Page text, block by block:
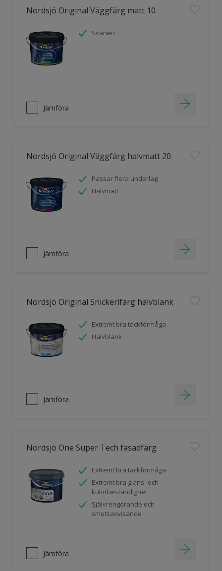
Nordsjö Original Väggfärg matt 10
Svanen
Jämföra
Nordsjö Original Väggfärg halvmatt 20
Passar flera underlag
Halvmatt
Jämföra
Nordsjö Original Snickerifärg halvblank
Extremt bra täckförmåga
Halvblank
Jämföra
Nordsjö One Super Tech fasadfärg
Extremt bra täckförmåga
Extremt bra glans- och
kulörbeständighet
Självrengörande och
smutsavvisande
Jämföra